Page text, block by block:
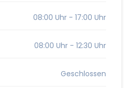
08:00 Uhr - 17:00 Uhr
08:00 Uhr - 12:30 Uhr
Geschlossen